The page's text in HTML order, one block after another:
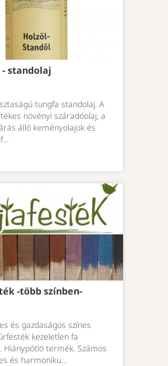
standolaj
tungfa standolaj. A
növényi száradóolaj, a
álló keményolajok és
-több színben-
és gazdaságos színes
kezeletlen fa
Hiánypótló termék. Számos
és harmoniku…